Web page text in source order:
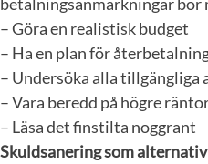
– Göra en realistisk budget
– Ha en plan för
– Undersöka alla tillgängliga
– Vara beredd på högre
– Läsa det finstilta noggrant
Skuldsanering som alternativ